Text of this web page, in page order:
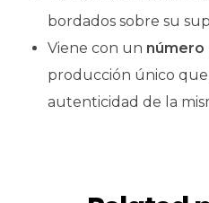
bordados sobre su
Viene con un número
producción único que
autenticidad de la